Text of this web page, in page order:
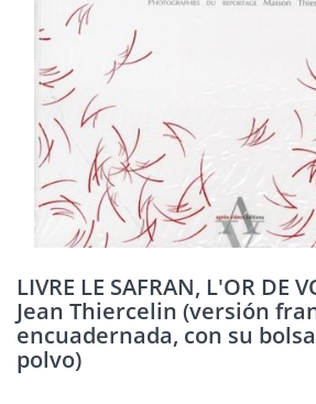
LIVRE LE SAFRAN, L'OR DE
Jean Thiercelin (versión
encuadernada, con su
polvo)